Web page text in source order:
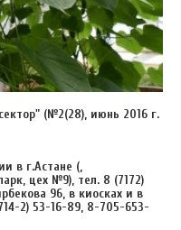
(№2(28), июнь 2016 г.
в г.Астане (,
цех №9), тел. 8 (7172)
96, в киосках и в
2) 53-16-89, 8-705-653-